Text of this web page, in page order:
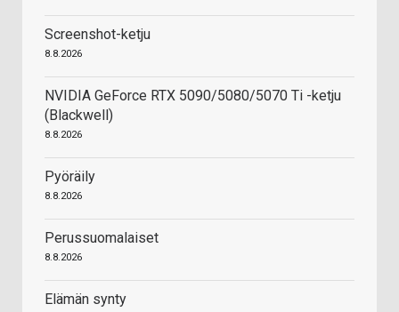
Screenshot-ketju
8.8.2026
NVIDIA GeForce RTX 5090/5080/5070 Ti -ketju
(Blackwell)
8.8.2026
Pyöräily
8.8.2026
Perussuomalaiset
8.8.2026
Elämän synty